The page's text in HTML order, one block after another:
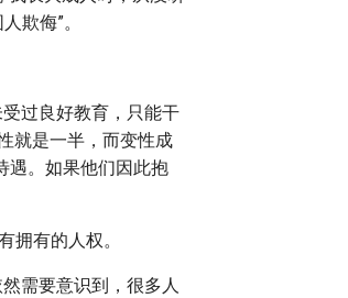
欺侮”。
过良好教育，只能干
就是一半，而变性成
遇。如果他们因此抱
拥有的人权。
需要意识到，很多人